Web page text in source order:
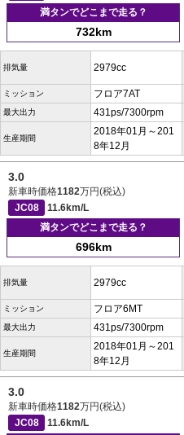
満タンでどこまで走る？
732km
排気量 2979cc
ミッション フロア7AT
最大出力 431ps/7300rpm
生産期間
2018年01月～201
8年12月
3.0
新車時価格1182万円(税込)
JC08
11.6km/L
満タンでどこまで走る？
696km
排気量 2979cc
ミッション フロア6MT
最大出力 431ps/7300rpm
生産期間
2018年01月～201
8年12月
3.0
新車時価格1182万円(税込)
JC08
11.6km/L